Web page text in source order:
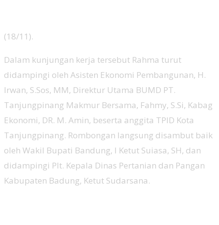
(18/11).
Dalam kunjungan kerja tersebut Rahma turut
didampingi oleh Asisten Ekonomi Pembangunan, H.
Irwan, S.Sos, MM, Direktur Utama BUMD PT.
Tanjungpinang Makmur Bersama, Fahmy, S.Si, Kabag
Ekonomi, DR. M. Amin, beserta anggita TPID Kota
Tanjungpinang. Rombongan langsung disambut baik
oleh Wakil Bupati Bandung, I Ketut Suiasa, SH, dan
didampingi Plt. Kepala Dinas Pertanian dan Pangan
Kabupaten Badung, Ketut Sudarsana.